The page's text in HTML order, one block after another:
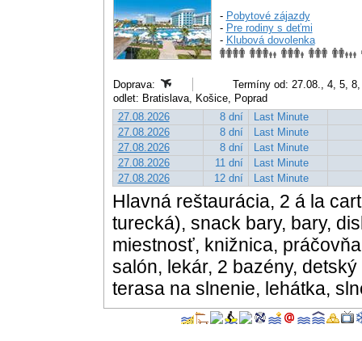
- Pobytové zájazdy
- Pre rodiny s deťmi
- Klubová dovolenka
Doprava:
Termíny od: 27.08., 4, 5,
odlet: Bratislava, Košice, Poprad
27.08.2026
8 dní
Last Minute
27.08.2026
8 dní
Last Minute
27.08.2026
8 dní
Last Minute
27.08.2026
11 dní
Last Minute
27.08.2026
12 dní Last Minute
Hlavná reštaurácia, 2 á la
turecká), snack bary, bary,
miestnosť, knižnica,
salón, lekár, 2 bazény,
terasa na slnenie, lehátka,